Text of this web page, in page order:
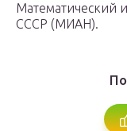
Математический
СССР (МИАН).